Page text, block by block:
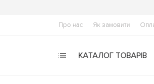
Про нас Як замовити
КАТАЛОГ ТОВАРІВ